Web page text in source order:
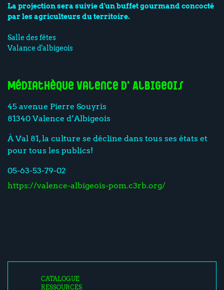
La projection sera suivie d'un buffet gourmand concocté
par les agriculteurs du territoire.
Salle des fêtes
Valance d'albigeois
Médiathèque Valence d'Albigeois
45 avenue Pierre Souyris
81340 Valence d’Albigeois
À Val 81, la culture se décline dans tous ses états et
pour tous les publics!
05-63-53-79-02
https://valence-albigeois-pom.c3rb.org/
CATALOGUE
RESSOURCES